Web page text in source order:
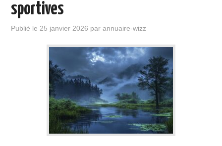
sportives
Publié le25 janvier 2026 parannuaire-wizz